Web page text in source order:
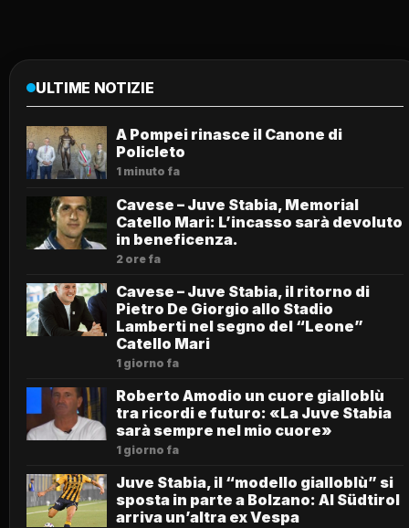
ULTIME NOTIZIE
A Pompei rinasce il Canone di
Policleto
1 minuto fa
Cavese – Juve Stabia, Memorial
Catello Mari: L’incasso sarà devoluto
in beneficenza.
2 ore fa
Cavese – Juve Stabia, il ritorno di
Pietro De Giorgio allo Stadio
Lamberti nel segno del “Leone”
Catello Mari
1 giorno fa
Roberto Amodio un cuore gialloblù
tra ricordi e futuro: «La Juve Stabia
sarà sempre nel mio cuore»
1 giorno fa
Juve Stabia, il “modello gialloblù” si
sposta in parte a Bolzano: Al Südtirol
arriva un’altra ex Vespa